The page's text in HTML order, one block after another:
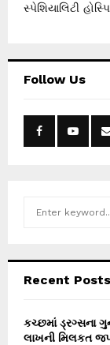
સ્પેશિયાલિટી
Follow Us
h
o
r
Recent Posts
કચ્છમાં ડ્રગ્સના
લાખની મિલકત